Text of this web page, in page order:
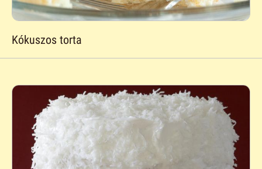
Kókuszos torta